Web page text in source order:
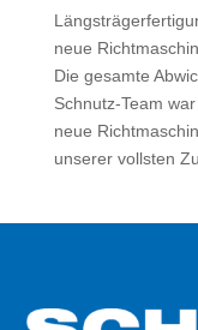
neue
Die gesamte
Schnutz-Team
neue
unserer vollsten